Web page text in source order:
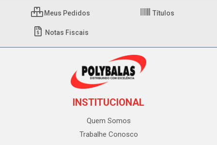
Meus Pedidos Títulos
Notas Fiscais
INSTITUCIONAL
Quem Somos
Trabalhe Conosco